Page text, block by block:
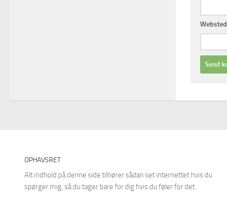
Websted
OPHAVSRET
Alt indhold på denne side tilhører sådan set internettet hvis du
spørger mig, så du tager bare for dig hvis du føler for det.